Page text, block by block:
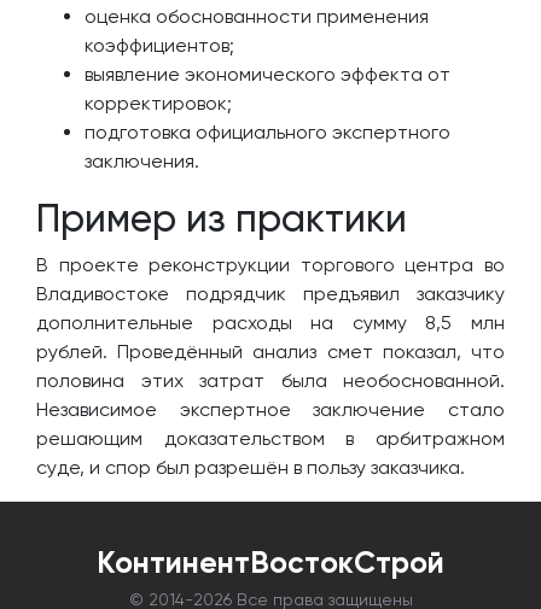
оценка обоснованности применения
коэффициентов;
выявление экономического эффекта от
корректировок;
подготовка официального экспертного
заключения.
Пример из практики
В проекте реконструкции торгового центра во
Владивостоке подрядчик предъявил заказчику
дополнительные расходы на сумму 8,5 млн
рублей. Проведённый анализ смет показал, что
половина этих затрат была необоснованной.
Независимое экспертное заключение стало
решающим доказательством в арбитражном
суде, и спор был разрешён в пользу заказчика.
КонтинентВостокСтрой
© 2014-2026 Все права защищены